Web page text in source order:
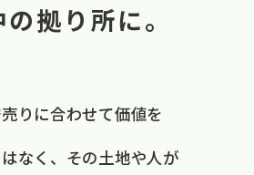
拠り所に。
りに​合わせて​価値を​
なく、 ​その​土地や​人が​